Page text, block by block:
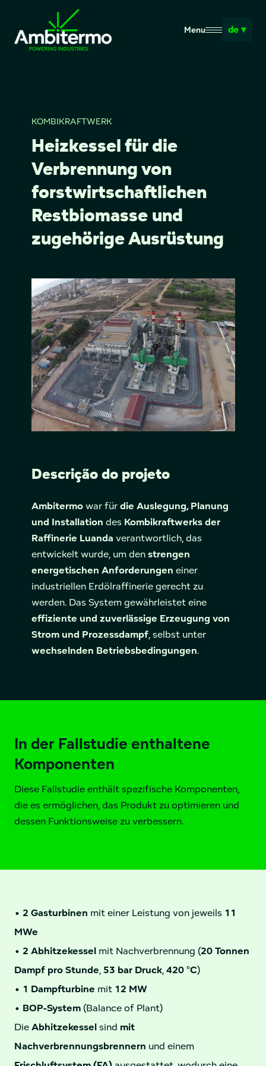
Menu de ▾
KOMBIKRAFTWERK
Heizkessel für die
Verbrennung von
forstwirtschaftlichen
Restbiomasse und
zugehörige Ausrüstung
Descrição do projeto
Ambitermowar fürdie Auslegung, Planung
und Installation des Kombikraftwerks der
Raffinerie Luanda verantwortlich, das
entwickelt wurde, um denstrengen
energetischen Anforderungen einer
industriellen Erdölraffinerie gerecht zu
werden. Das System gewährleistet eine
effiziente und zuverlässige Erzeugung von
Strom und Prozessdampf, selbst unter
wechselnden Betriebsbedingungen.
In der Fallstudie enthaltene
Komponenten
Diese Fallstudie enthält spezifische Komponenten,
die es ermöglichen, das Produkt zu optimieren und
dessen Funktionsweise zu verbessern.
• 2 Gasturbinen mit einer Leistung von jeweils 11
MWe
• 2 Abhitzekessel mit Nachverbrennung (20 Tonnen
Dampf pro Stunde,53 bar Druck,420 °C)
• 1 Dampfturbine mit 12 MW
• BOP-System (Balance of Plant)
DieAbhitzekesselsind mit
Nachverbrennungsbrennern und einem